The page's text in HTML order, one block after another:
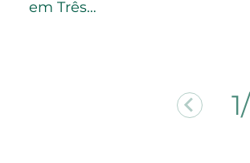
em Três…